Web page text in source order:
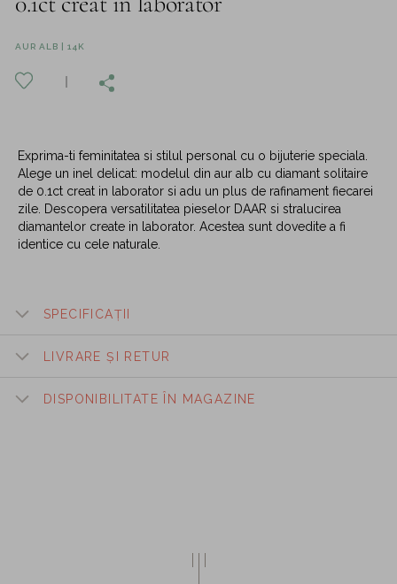
AUR ALB | 14K
Exprima-ti feminitatea si stilul personal cu o bijuterie speciala.
Alege un inel delicat: modelul din aur alb cu diamant solitaire
de 0.1ct creat in laborator si adu un plus de rafinament fiecarei
zile. Descopera versatilitatea pieselor DAAR si stralucirea
diamantelor create in laborator. Acestea sunt dovedite a fi
identice cu cele naturale.
SPECIFICAȚII
LIVRARE ȘI RETUR
DISPONIBILITATE ÎN MAGAZINE